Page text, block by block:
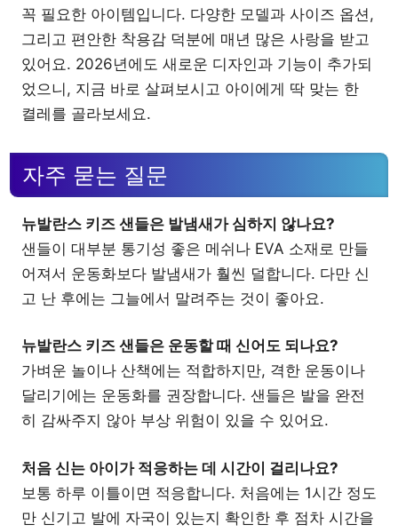
꼭 필요한 아이템입니다. 다양한 모델과 사이즈 옵션,
그리고 편안한 착용감 덕분에 매년 많은 사랑을 받고
있어요. 2026년에도 새로운 디자인과 기능이 추가되
었으니, 지금 바로 살펴보시고 아이에게 딱 맞는 한
켤레를 골라보세요.
자주 묻는 질문
뉴발란스 키즈 샌들은 발냄새가 심하지 않나요?
샌들이 대부분 통기성 좋은 메쉬나 EVA 소재로 만들
어져서 운동화보다 발냄새가 훨씬 덜합니다. 다만 신
고 난 후에는 그늘에서 말려주는 것이 좋아요.
뉴발란스 키즈 샌들은 운동할 때 신어도 되나요?
가벼운 놀이나 산책에는 적합하지만, 격한 운동이나
달리기에는 운동화를 권장합니다. 샌들은 발을 완전
히 감싸주지 않아 부상 위험이 있을 수 있어요.
처음 신는 아이가 적응하는 데 시간이 걸리나요?
보통 하루 이틀이면 적응합니다. 처음에는 1시간 정도
만 신기고 발에 자국이 있는지 확인한 후 점차 시간을